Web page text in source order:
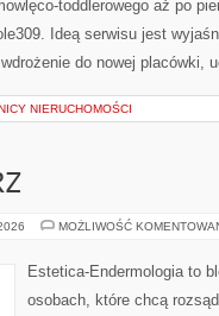
toddlerowego aż po
Ideą serwisu jest
do nowej
NIERUCHOMOŚCI
MOŻLIWOŚĆ
Estetica-Endermologia to
osobach, które chcą